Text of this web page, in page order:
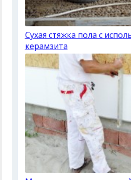
Сухая стяжка пола с
керамзита